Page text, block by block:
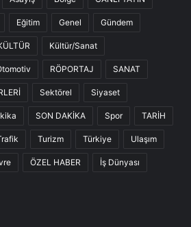
Eğitim Genel Gündem
Kültür/Sanat
RÖPORTAJ SANAT
Sektörel Siyaset
SON DAKİKA Spor TARİH
Turizm Türkiye Ulaşım
ÖZEL HABER İş Dünyası